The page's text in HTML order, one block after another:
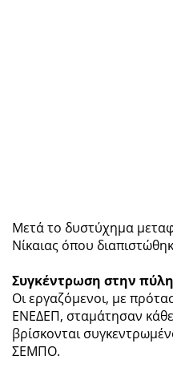
Μετά το δυστύχημα
Νίκαιας όπου
Συγκέντρωση στην
Οι εργαζόμενοι, με
ΕΝΕΔΕΠ, σταμάτησαν κάθε
βρίσκονται
ΣΕΜΠΟ.